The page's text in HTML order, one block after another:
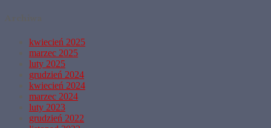
kwiecień 2025
marzec 2025
luty 2025
grudzień 2024
kwiecień 2024
marzec 2024
luty 2023
grudzień 2022